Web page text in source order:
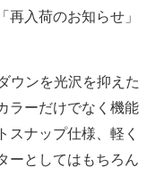
再入荷のお知らせ」
ウンを光沢を抑えた
ラーだけでなく機能
スナップ仕様、軽く
ーとしてはもちろん